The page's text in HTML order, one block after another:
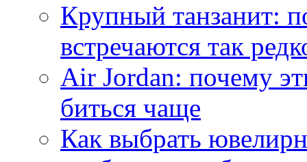
Крупный танзанит:
встречаются так
Air Jordan: почему
биться чаще
Как выбрать